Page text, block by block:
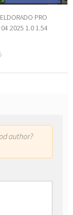
PRO
04 2025 1.0 1.54
author?